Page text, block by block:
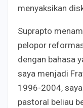
menyaksikan
Suprapto
pelopor
dengan bahasa
saya menjadi
1996-2004,
pastoral beliau